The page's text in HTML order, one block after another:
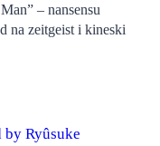
– nansensu
na zeitgeist i kineski